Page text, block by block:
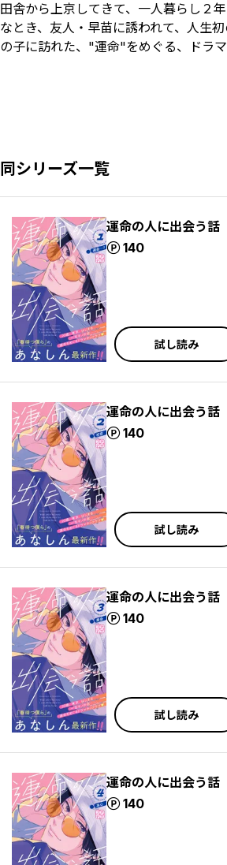
田舎から上京してきて、一人暮らし２
なとき、友人・早苗に誘われて、人生
の子に訪れた、"運命"をめぐる、ドラ
同シリーズ一覧
運命の人に出会う話
140
ポイント
試し読み
運命の人に出会う話
140
ポイント
試し読み
運命の人に出会う話
140
ポイント
試し読み
運命の人に出会う話
140
ポイント